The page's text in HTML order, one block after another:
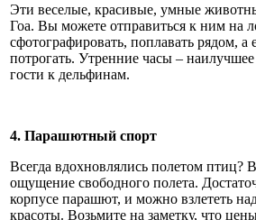
Эти веселые, красивые, умные
Гоа. Вы можете отправиться к ним на
сфотографировать, поплавать рядом, а
потрогать. Утренние часы –
гости к дельфинам.
4. Парашютный спорт
Всегда вдохновлялись полетом птиц?
ощущение свободного полета.
корпусе парашют, и можно взлететь
красоты. Возьмите на заметку, что